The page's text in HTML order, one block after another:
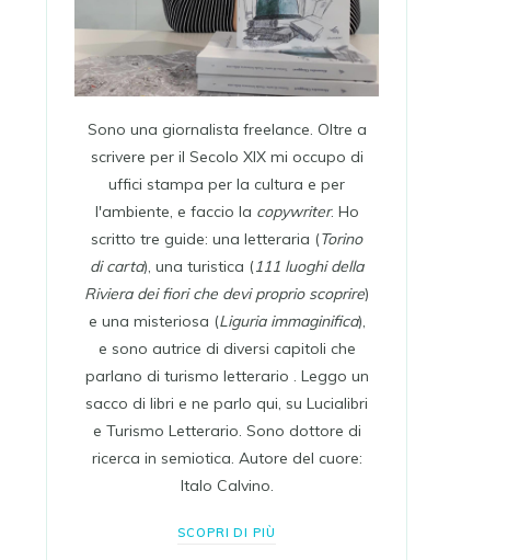
Sono una giornalista freelance. Oltre a
scrivere per il Secolo XIX mi occupo di
uffici stampa per la cultura e per
l'ambiente, e faccio la copywriter. Ho
scritto tre guide: una letteraria (Torino
di carta), una turistica (111 luoghi della
Riviera dei fiori che devi proprio scoprire)
e una misteriosa (Liguria immaginifica),
e sono autrice di diversi capitoli che
parlano di turismo letterario . Leggo un
sacco di libri e ne parlo qui, su Lucialibri
e Turismo Letterario. Sono dottore di
ricerca in semiotica. Autore del cuore:
Italo Calvino.
SCOPRI DI PIÙ